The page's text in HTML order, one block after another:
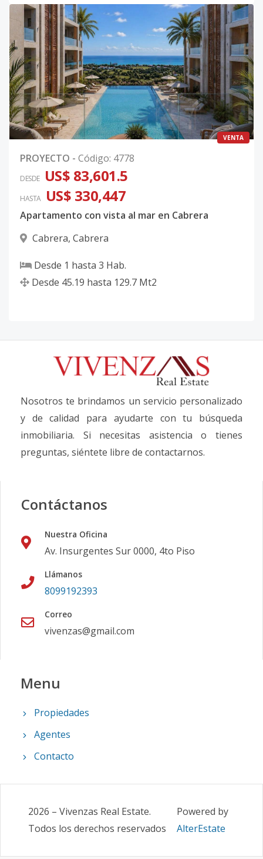
VENTA
PROYECTO - Código: 4778
DESDE US$ 83,601.5
HASTA US$ 330,447
Apartamento con vista al mar en Cabrera
Cabrera, Cabrera
Desde 1 hasta 3 Hab.
Desde 45.19 hasta 129.7 Mt2
Nosotros te brindamos un servicio personalizado
y de calidad para ayudarte con tu búsqueda
inmobiliaria. Si necesitas asistencia o tienes
preguntas, siéntete libre de contactarnos.
Contáctanos
Nuestra Oficina
Av. Insurgentes Sur 0000, 4to Piso
Llámanos
8099192393
Correo
vivenzas@gmail.com
Menu
Propiedades
Agentes
Contacto
2026 – Vivenzas Real Estate.
Todos los derechos reservados
Powered by
AlterEstate